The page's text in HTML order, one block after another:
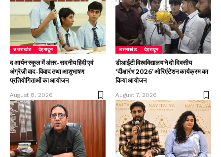
उत्तराखंड देहरादून
द आर्यन स्कूल में अंतर-सदनीय हिंदी एवं
अंग्रेज़ी वाद-विवाद तथा आशुभाषण
प्रतियोगिताओं का आयोजन
August 8, 2026
उत्तराखंड देहरादून
डीआईटी विश्वविद्यालय ने दो दिवसीय
‘दीक्षारंभ 2026’ ओरिएंटेशन कार्यक्रम का
किया आयोजन
August 7, 2026